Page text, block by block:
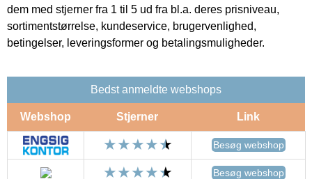
dem med stjerner fra 1 til 5 ud fra bl.a. deres prisniveau,
sortimentstørrelse, kundeservice, brugervenlighed,
betingelser, leveringsformer og betalingsmuligheder.
Bedst anmeldte webshops
Webshop Stjerner Link
Besøg webshop
Besøg webshop